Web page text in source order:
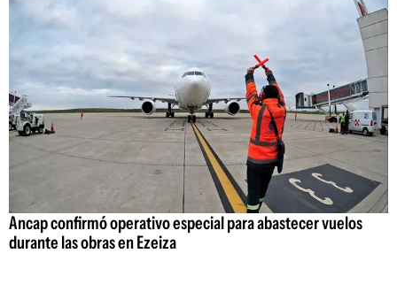
Ancap confirmó operativo especial para abastecer vuelos
durante las obras en Ezeiza